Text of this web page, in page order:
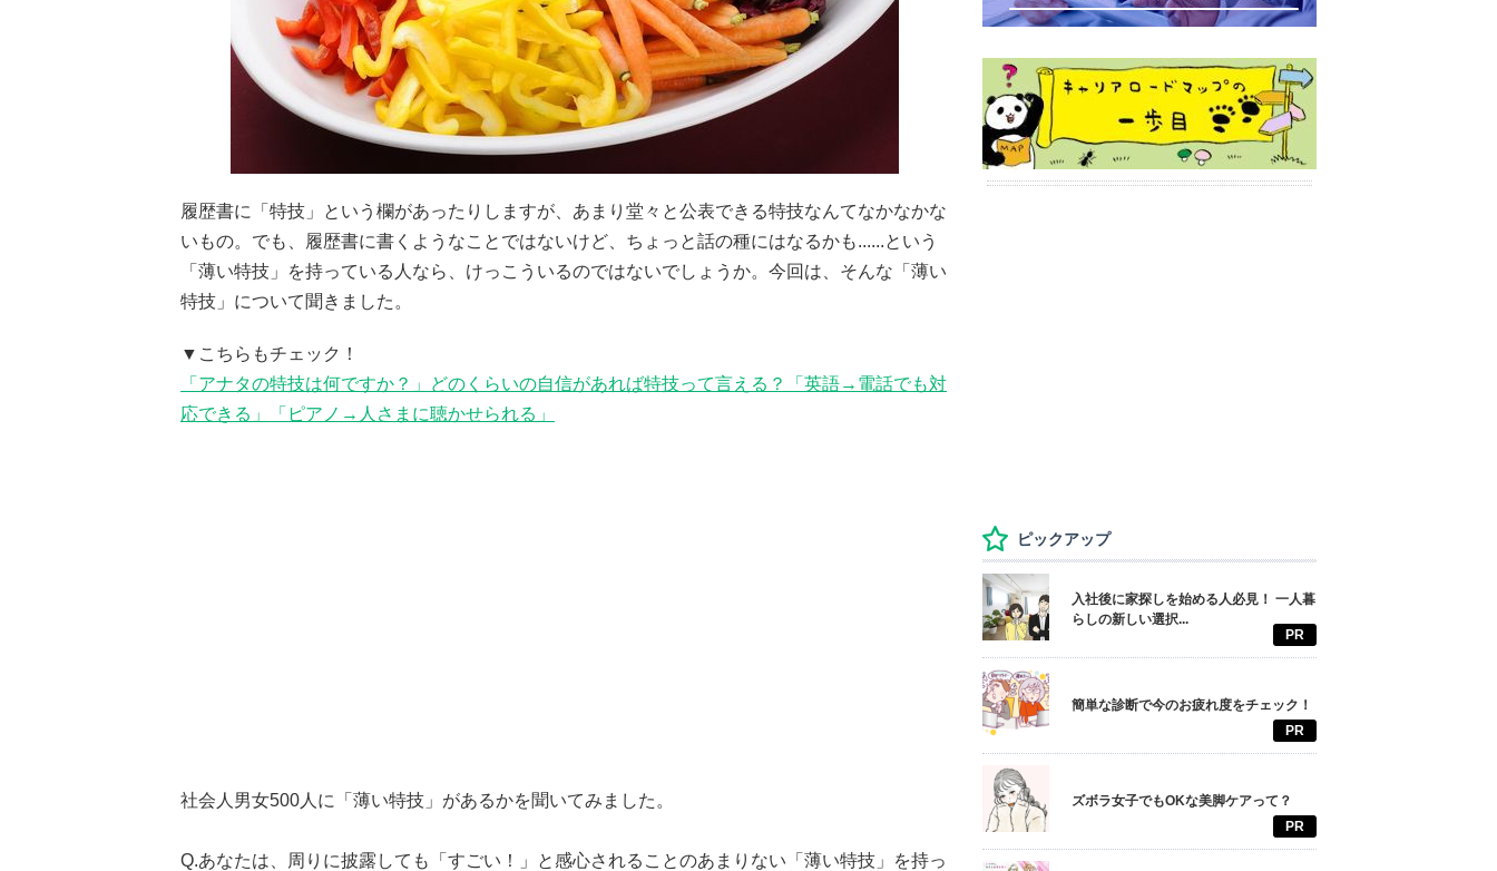
履歴書に「特技」という欄があったりしますが、あまり堂々と公表できる特技なんてなかなかな
いもの。でも、履歴書に書くようなことではないけど、ちょっと話の種にはなるかも......という
「薄い特技」を持っている人なら、けっこういるのではないでしょうか。今回は、そんな「薄い
特技」について聞きました。
▼こちらもチェック！
「アナタの特技は何ですか？」どのくらいの自信があれば特技って言える？「英語→電話でも対
応できる」「ピアノ→人さまに聴かせられる」
社会人男女500人に「薄い特技」があるかを聞いてみました。
Q.あなたは、周りに披露しても「すごい！」と感心されることのあまりない「薄い特技」を持っ
ピックアップ
入社後に家探しを始める人必見！ 一人暮
らしの新しい選択...
PR
簡単な診断で今のお疲れ度をチェック！
PR
ズボラ女子でもOKな美脚ケアって？
PR